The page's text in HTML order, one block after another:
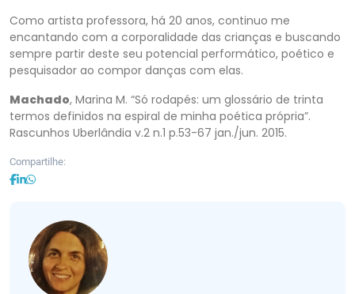
Como artista professora, há 20 anos, continuo me
encantando com a corporalidade das crianças e buscando
sempre partir deste seu potencial performático, poético e
pesquisador ao compor danças com elas.
Machado, Marina M. “Só rodapés: um glossário de trinta
termos definidos na espiral de minha poética própria”.
Rascunhos Uberlândia v.2 n.1 p.53-67 jan./jun. 2015.
Compartilhe: